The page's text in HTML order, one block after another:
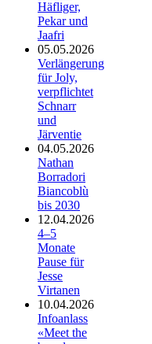
Häfliger,
Pekar und
Jaafri
05.05.2026
Verlängerung
für Joly,
verpflichtet
Schnarr
und
Järventie
04.05.2026
Nathan
Borradori
Biancoblù
bis 2030
12.04.2026
4–5
Monate
Pause für
Jesse
Virtanen
10.04.2026
Infoanlass
«Meet the